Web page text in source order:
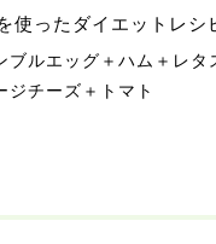
使ったダイエットレシ
ルエッグ＋ハム＋レタ
チーズ＋トマト